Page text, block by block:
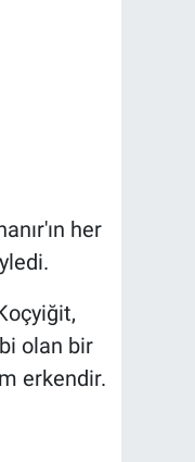
her
olan bir
erkendir.